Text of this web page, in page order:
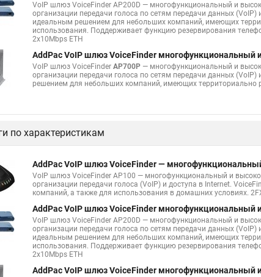
VoIP шлюз VoiceFinder AP200D — многофункциональный и
организации передачи голоса по сетям передачи данных
идеальным решением для небольших компаний, имеющих
использования. Поддерживает функцию резервирования
2x10Mbps ETH
AddPac VoIP шлюз VoiceFinder
VoIP шлюз VoiceFinder AP700P — многофункциональный и
организации передачи голоса по сетям передачи данных
решением для небольших компаний, имеющих территориально
по характеристикам
AddPac VoIP шлюз VoiceFinder —
VoIP шлюз VoiceFinder AP100 — многофункциональный и
организации передачи голоса (VoIP) и доступа в Internet.
компаний, а также для использования в домашних условиях.
AddPac VoIP шлюз VoiceFinder
VoIP шлюз VoiceFinder AP200D — многофункциональный и
организации передачи голоса по сетям передачи данных
идеальным решением для небольших компаний, имеющих
использования. Поддерживает функцию резервирования
2x10Mbps ETH
AddPac VoIP шлюз VoiceFinder